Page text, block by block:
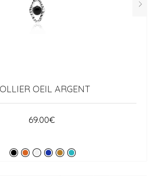
OEIL ARGENT
69.00€